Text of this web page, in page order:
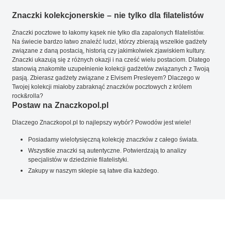
Znaczki kolekcjonerskie – nie tylko dla filatelistów
Znaczki pocztowe to łakomy kąsek nie tylko dla zapalonych filatelistów.
Na świecie bardzo łatwo znaleźć ludzi, którzy zbierają wszelkie gadżety
związane z daną postacią, historią czy jakimkolwiek zjawiskiem kultury.
Znaczki ukazują się z różnych okazji i na cześć wielu postaciom. Dlatego
stanowią znakomite uzupełnienie kolekcji gadżetów związanych z Twoją
pasją. Zbierasz gadżety związane z Elvisem Presleyem? Dlaczego w
Twojej kolekcji miałoby zabraknąć znaczków pocztowych z królem
rock&rolla?
Postaw na Znaczkopol.pl
Dlaczego Znaczkopol.pl to najlepszy wybór? Powodów jest wiele!
Posiadamy wielotysięczną kolekcję znaczków z całego świata.
Wszystkie znaczki są autentyczne. Potwierdzają to analizy
specjalistów w dziedzinie filatelistyki.
Zakupy w naszym sklepie są łatwe dla każdego.